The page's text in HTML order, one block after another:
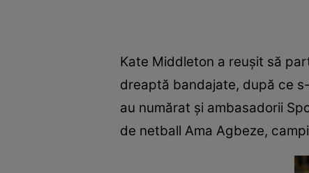
Kate Middleton a reușit să
dreaptă bandajate, după ce
au numărat și ambasadorii
de netball Ama Agbeze,